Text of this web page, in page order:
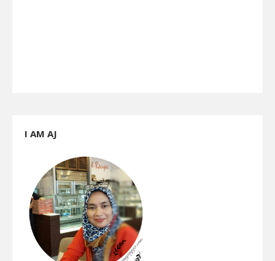
I AM AJ